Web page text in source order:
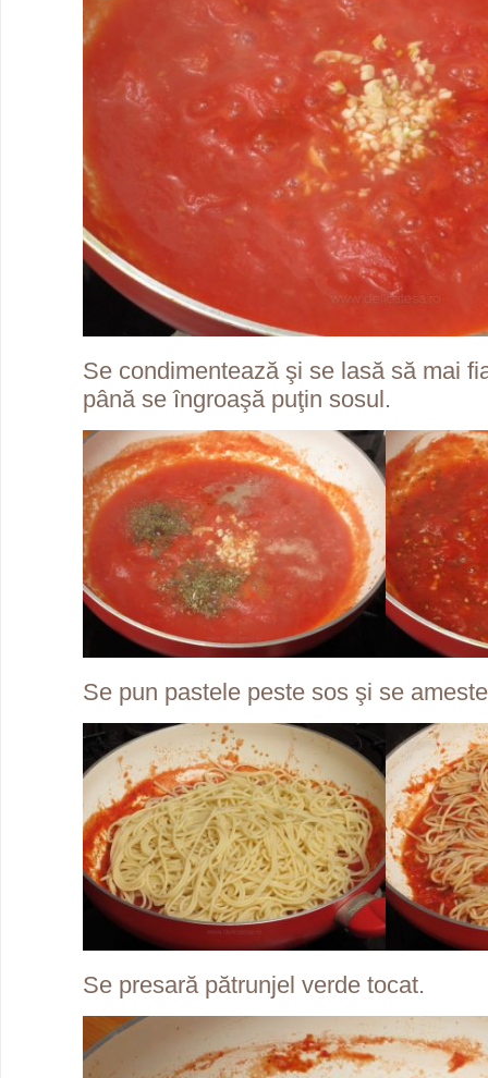
Se condimentează şi se lasă să mai
până se îngroaşă puţin sosul.
Se pun pastele peste sos şi se
Se presară pătrunjel verde tocat.